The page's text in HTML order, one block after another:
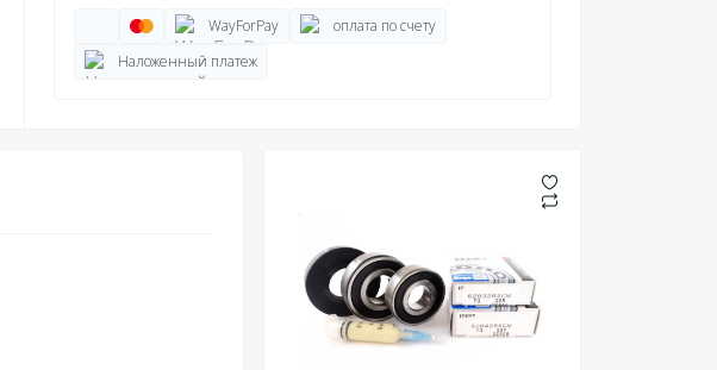
WayForPay
оплата по счету
Наложенный платеж